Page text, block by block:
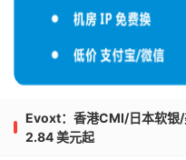
Evoxt：香港CMI/日本软银
2.84 美元起